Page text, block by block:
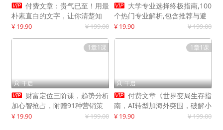
 付费文章：贵气已至！用最
朴素直白的文字，让你清楚知
道，该如何接住这一次时代的泼
¥ 19.90 ¥ 199.00
 大学专业选择终极指南,100
个热门专业解析,包含推荐与避
雷实用建议
¥ 19.90 ¥ 199.00
1章1课
 千启
 财富定位三阶课，趋势分析
加心智抢占，附赠91种营销策
略模型
¥ 19.90 ¥ 199.00
1章1课
 千启
 付费文章《世界变局生存指
南，AI转型加海外突围，破解小
城市生存陷阱》
¥ 19.90 ¥ 199.00